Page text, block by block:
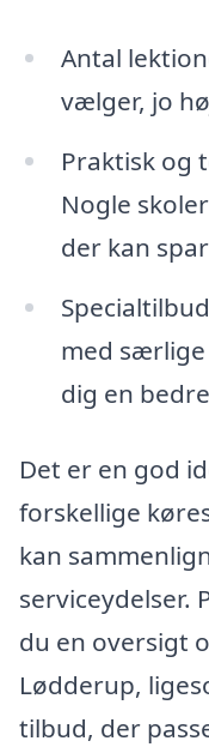
Antal
vælger, jo
Praktisk og
Nogle
der kan
med særlige
dig en
Det er en god
forskellige
kan
serviceydelser.
du en oversigt
Lødderup,
tilbud, der